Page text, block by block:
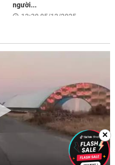
người...
12:30 05/12/2025
✕